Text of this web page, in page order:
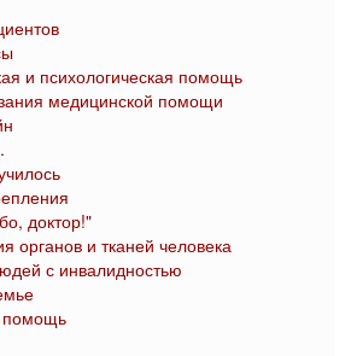
и психологическая помощь
медицинской помощи
доктор!"
органов и тканей человека
с инвалидностью
помощь